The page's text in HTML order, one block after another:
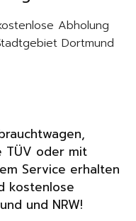
Abholung
Dortmund
TÜV oder mit
Service erhalten
kostenlose
und NRW!